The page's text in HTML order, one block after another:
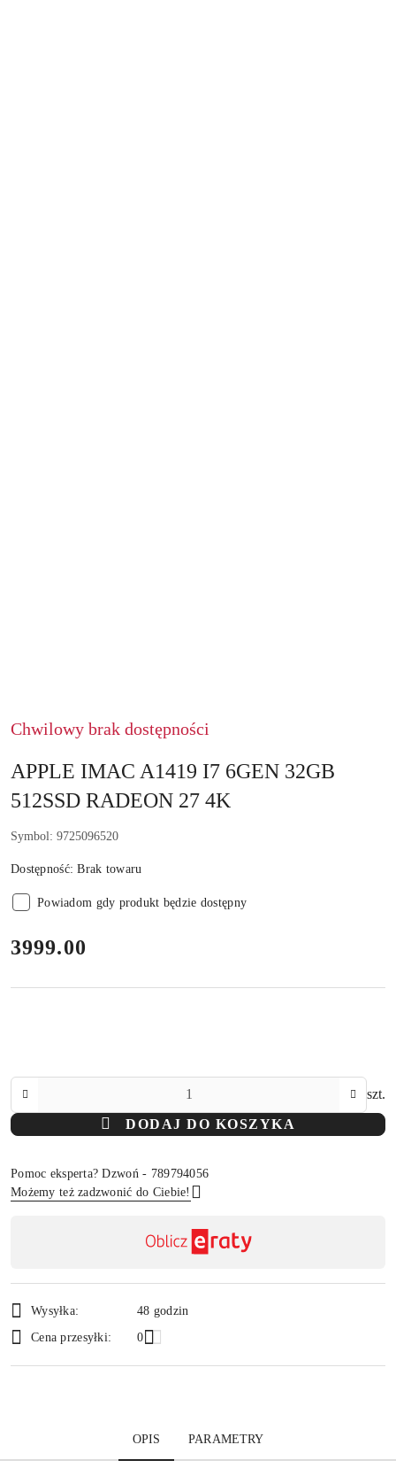
Chwilowy brak dostępności
APPLE IMAC A1419 I7 6GEN 32GB
512SSD RADEON 27 4K
Symbol: 9725096520
Dostępność:Brak towaru
Powiadom gdy produkt będzie dostępny
cena:
3999.00
szt.
DODAJ DO KOSZYKA
Pomoc eksperta? Dzwoń - 789794056
Możemy też zadzwonić do Ciebie!
i
dostawa
Wysyłka:
48 godzin
Cena przesyłki:
0
OPIS PARAMETRY